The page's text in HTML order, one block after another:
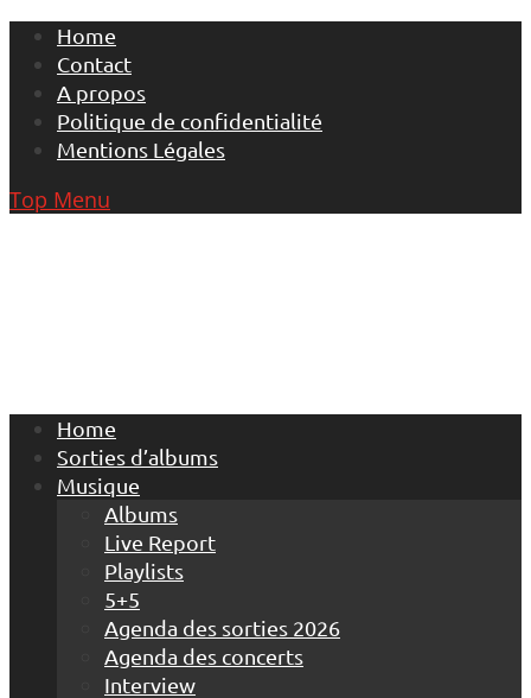
Skip
content
Home
Contact
A propos
Politique de confidentialité
Mentions Légales
Top Menu
Home
Sorties d’albums
Musique
Albums
Live Report
Playlists
5+5
Agenda des sorties 2026
Agenda des concerts
Interview